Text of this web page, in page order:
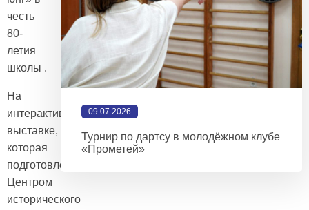
честь
80-
летия
школы .
На
интерактивной
выставке,
которая
подготовлена
Центром
исторического
09.07.2026
Турнир по дартсу в молодёжном клубе
«Прометей»